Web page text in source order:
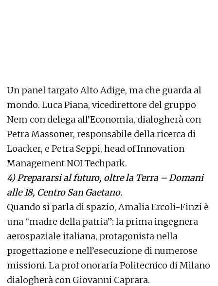
Un panel targato Alto Adige, ma che guarda al
mondo. Luca Piana, vicedirettore del gruppo
Nem con delega all’Economia, dialogherà con
Petra Massoner, responsabile della ricerca di
Loacker, e Petra Seppi, head of Innovation
Management NOI Techpark.
4)Prepararsi al futuro, oltre la Terra – Domani
alle 18, Centro San Gaetano.
Quando si parla di spazio, Amalia Ercoli-Finzi è
una “madre della patria”: la prima ingegnera
aerospaziale italiana, protagonista nella
progettazione e nell’esecuzione di numerose
missioni. La prof onoraria Politecnico di Milano
dialogherà con Giovanni Caprara.